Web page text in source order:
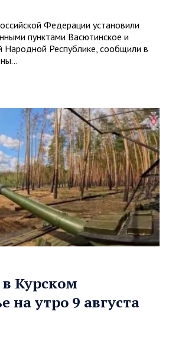
Федерации установили
пунктами Васютинское и
Народной Республике, сообщили в
Курском
на утро 9 августа